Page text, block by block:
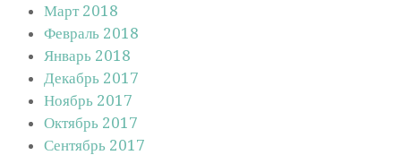
Март 2018
Февраль 2018
Январь 2018
Декабрь 2017
Ноябрь 2017
Октябрь 2017
Сентябрь 2017